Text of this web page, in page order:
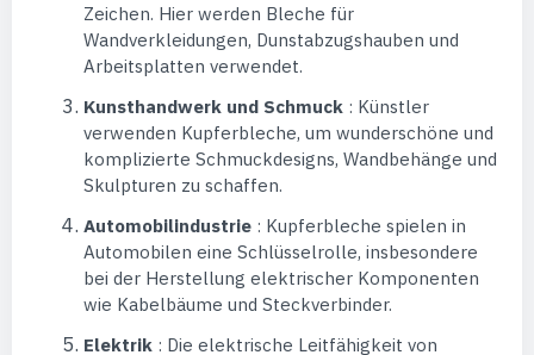
Zeichen. Hier werden Bleche für
Wandverkleidungen, Dunstabzugshauben und
Arbeitsplatten verwendet.
Kunsthandwerk und Schmuck : Künstler
verwenden Kupferbleche, um wunderschöne und
komplizierte Schmuckdesigns, Wandbehänge und
Skulpturen zu schaffen.
Automobilindustrie : Kupferbleche spielen in
Automobilen eine Schlüsselrolle, insbesondere
bei der Herstellung elektrischer Komponenten
wie Kabelbäume und Steckverbinder.
Elektrik : Die elektrische Leitfähigkeit von